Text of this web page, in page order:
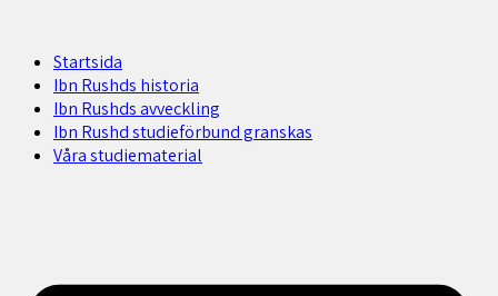
Startsida
Ibn Rushds historia
Ibn Rushds avveckling
Ibn Rushd studieförbund granskas​
Våra studiematerial